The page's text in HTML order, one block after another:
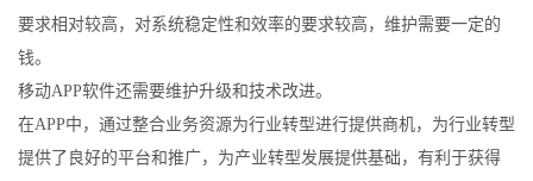
要求相对较高，对系统稳定性和效率的要求较高，维护需要一定的
钱。
移动APP软件还需要维护升级和技术改进。
在APP中，通过整合业务资源为行业转型进行提供商机，为行业转型
提供了良好的平台和推广，为产业转型发展提供基础，有利于获得